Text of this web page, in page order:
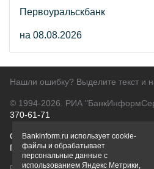
Первоуральскбанк
на 08.08.2026
Нашли ошибку? Выделите текст и
© 1994-2026. РИА
370-61-71
О проектеПолитика
Правовая информацияДля
Bankinform.ru использует cookie-
файлы и обрабатывает
персональные данные с
использованием Яндекс Метрики,